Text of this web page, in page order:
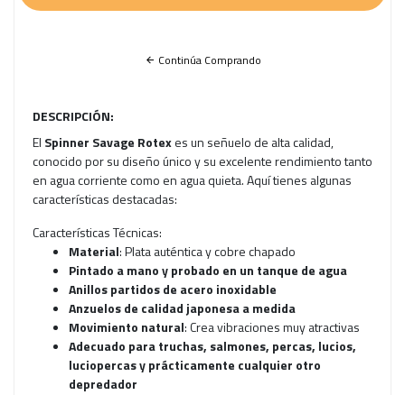
Continúa Comprando
DESCRIPCIÓN:
El Spinner Savage Rotexes un señuelo de alta calidad,
conocido por su diseño único y su excelente rendimiento tanto
en agua corriente como en agua quieta. Aquí tienes algunas
características destacadas:
Características Técnicas:
Material: Plata auténtica y cobre chapado
Pintado a mano y probado en un tanque de agua
Anillos partidos de acero inoxidable
Anzuelos de calidad japonesa a medida
Movimiento natural: Crea vibraciones muy atractivas
Adecuado para truchas, salmones, percas, lucios,
luciopercas y prácticamente cualquier otro
depredador